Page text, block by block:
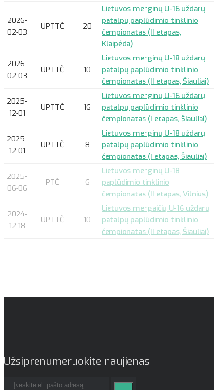
2026-
02-03
UPTTČ 20
Lietuvos merginų U-16 uždarų
patalpų paplūdimio tinklinio
čempionatas (II etapas,
Klaipėda)
2026-
02-03
UPTTČ 10
Lietuvos merginų U-18 uždarų
patalpų paplūdimio tinklinio
čempionatas (II etapas, Šiauliai)
2025-
12-01
UPTTČ 16
Lietuvos merginų U-16 uždarų
patalpų paplūdimio tinklinio
čempionatas (I etapas, Šiauliai)
2025-
12-01
UPTTČ 8
Lietuvos merginų U-18 uždarų
patalpų paplūdimio tinklinio
čempionatas (I etapas, Šiauliai)
2025-
06-06
PTČ 6
Lietuvos merginų U-18
paplūdimio tinklinio
čempionatas (II etapas, Vilnius)
2024-
12-18
UPTTČ 10
Lietuvos mergaičių U-16 uždarų
patalpų paplūdimio tinklinio
čempionatas (II etapas, Šiauliai)
Užsiprenumeruokite naujienas